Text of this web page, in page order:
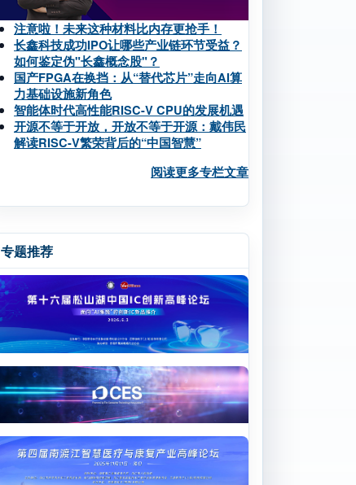
注意啦！未来这种材料比内存更抢手！
长鑫科技成功IPO让哪些产业链环节受益？
如何鉴定伪"长鑫概念股"？
国产FPGA在换挡：从“替代芯片”走向AI算
力基础设施新角色
智能体时代高性能RISC-V CPU的发展机遇
开源不等于开放，开放不等于开源：戴伟民
解读RISC-V繁荣背后的“中国智慧”
阅读更多专栏文章
专题推荐